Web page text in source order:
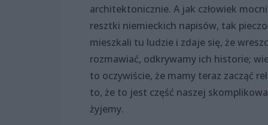
architektonicznie. A jak człowiek
resztki niemieckich napisów, tak
mieszkali tu ludzie i zdaje się, że
rozmawiać, odkrywamy ich historie;
to oczywiście, że mamy teraz zacząć
to, że to jest część naszej
żyjemy.